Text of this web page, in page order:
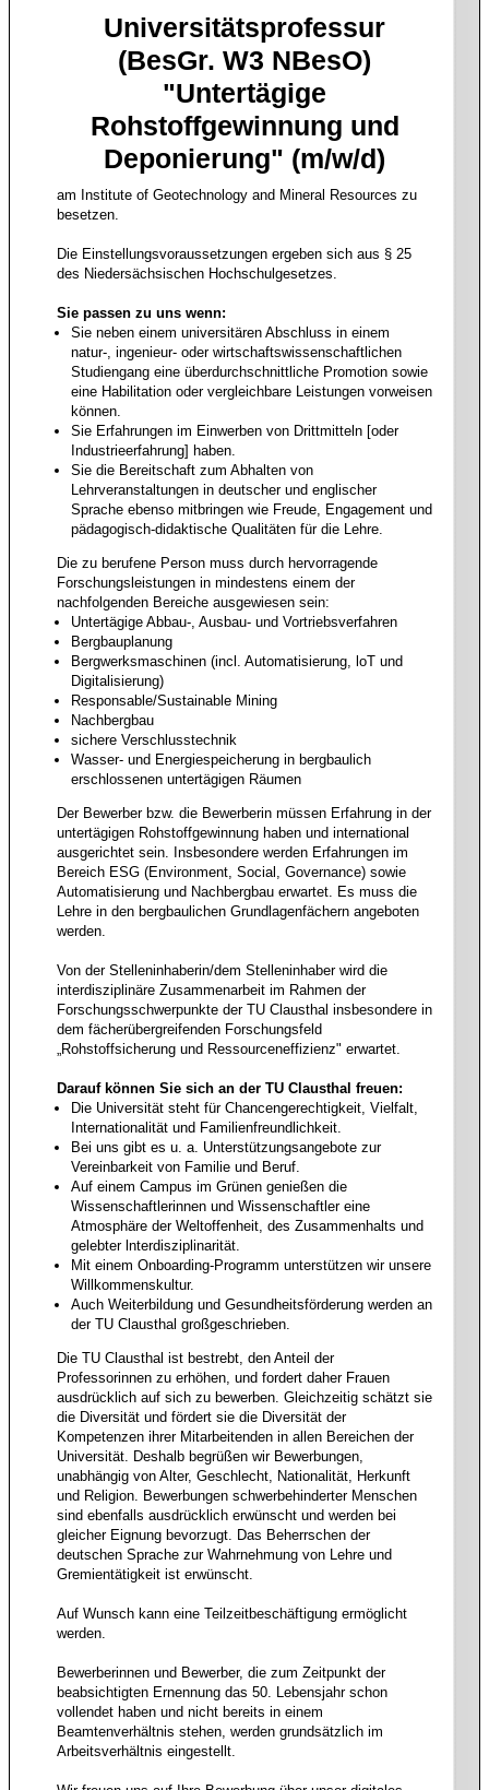
Universitätsprofessur
(BesGr. W3 NBesO)
"Untertägige
Rohstoffgewinnung und
Deponierung" (m/w/d)
am Institute of Geotechnology and Mineral Resources zu
besetzen.
Die Einstellungsvoraussetzungen ergeben sich aus § 25
des Niedersächsischen Hochschulgesetzes.
Sie passen zu uns wenn:
Sie neben einem universitären Abschluss in einem
natur-, ingenieur- oder wirtschaftswissenschaftlichen
Studiengang eine überdurchschnittliche Promotion sowie
eine Habilitation oder vergleichbare Leistungen vorweisen
können.
Sie Erfahrungen im Einwerben von Drittmitteln [oder
Industrieerfahrung] haben.
Sie die Bereitschaft zum Abhalten von
Lehrveranstaltungen in deutscher und englischer
Sprache ebenso mitbringen wie Freude, Engagement und
pädagogisch-didaktische Qualitäten für die Lehre.
Die zu berufene Person muss durch hervorragende
Forschungsleistungen in mindestens einem der
nachfolgenden Bereiche ausgewiesen sein:
Untertägige Abbau-, Ausbau- und Vortriebsverfahren
Bergbauplanung
Bergwerksmaschinen (incl. Automatisierung, loT und
Digitalisierung)
Responsable/Sustainable Mining
Nachbergbau
sichere Verschlusstechnik
Wasser- und Energiespeicherung in bergbaulich
erschlossenen untertägigen Räumen
Der Bewerber bzw. die Bewerberin müssen Erfahrung in der
untertägigen Rohstoffgewinnung haben und international
ausgerichtet sein. Insbesondere werden Erfahrungen im
Bereich ESG (Environment, Social, Governance) sowie
Automatisierung und Nachbergbau erwartet. Es muss die
Lehre in den bergbaulichen Grundlagenfächern angeboten
werden.
Von der Stelleninhaberin/dem Stelleninhaber wird die
interdisziplinäre Zusammenarbeit im Rahmen der
Forschungsschwerpunkte der TU Clausthal insbesondere in
dem fächerübergreifenden Forschungsfeld
„Rohstoffsicherung und Ressourceneffizienz" erwartet.
Darauf können Sie sich an der TU Clausthal freuen:
Die Universität steht für Chancengerechtigkeit, Vielfalt,
Internationalität und Familienfreundlichkeit.
Bei uns gibt es u. a. Unterstützungsangebote zur
Vereinbarkeit von Familie und Beruf.
Auf einem Campus im Grünen genießen die
Wissenschaftlerinnen und Wissenschaftler eine
Atmosphäre der Weltoffenheit, des Zusammenhalts und
gelebter lnterdisziplinarität.
Mit einem Onboarding-Programm unterstützen wir unsere
Willkommenskultur.
Auch Weiterbildung und Gesundheitsförderung werden an
der TU Clausthal großgeschrieben.
Die TU Clausthal ist bestrebt, den Anteil der
Professorinnen zu erhöhen, und fordert daher Frauen
ausdrücklich auf sich zu bewerben. Gleichzeitig schätzt sie
die Diversität und fördert sie die Diversität der
Kompetenzen ihrer Mitarbeitenden in allen Bereichen der
Universität. Deshalb begrüßen wir Bewerbungen,
unabhängig von Alter, Geschlecht, Nationalität, Herkunft
und Religion. Bewerbungen schwerbehinderter Menschen
sind ebenfalls ausdrücklich erwünscht und werden bei
gleicher Eignung bevorzugt. Das Beherrschen der
deutschen Sprache zur Wahrnehmung von Lehre und
Gremientätigkeit ist erwünscht.
Auf Wunsch kann eine Teilzeitbeschäftigung ermöglicht
werden.
Bewerberinnen und Bewerber, die zum Zeitpunkt der
beabsichtigten Ernennung das 50. Lebensjahr schon
vollendet haben und nicht bereits in einem
Beamtenverhältnis stehen, werden grundsätzlich im
Arbeitsverhältnis eingestellt.